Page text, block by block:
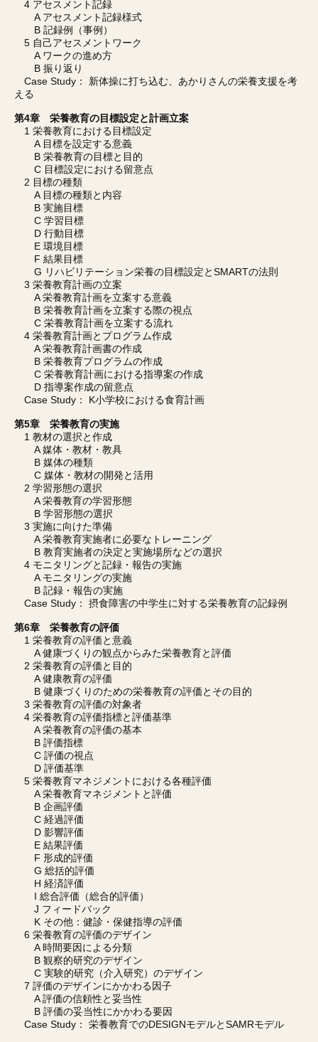
4 アセスメント記録
A アセスメント記録様式
B 記録例（事例）
5 自己アセスメントワーク
A ワークの進め方
B 振り返り
Case Study： 新体操に打ち込む、あかりさんの栄養支援を考
える
第4章 栄養教育の目標設定と計画立案
1 栄養教育における目標設定
A 目標を設定する意義
B 栄養教育の目標と目的
C 目標設定における留意点
2 目標の種類
A 目標の種類と内容
B 実施目標
C 学習目標
D 行動目標
E 環境目標
F 結果目標
G リハビリテーション栄養の目標設定とSMARTの法則
3 栄養教育計画の立案
A 栄養教育計画を立案する意義
B 栄養教育計画を立案する際の視点
C 栄養教育計画を立案する流れ
4 栄養教育計画とプログラム作成
A 栄養教育計画書の作成
B 栄養教育プログラムの作成
C 栄養教育計画における指導案の作成
D 指導案作成の留意点
Case Study： K小学校における食育計画
第5章 栄養教育の実施
1 教材の選択と作成
A 媒体・教材・教具
B 媒体の種類
C 媒体・教材の開発と活用
2 学習形態の選択
A 栄養教育の学習形態
B 学習形態の選択
3 実施に向けた準備
A 栄養教育実施者に必要なトレーニング
B 教育実施者の決定と実施場所などの選択
4 モニタリングと記録・報告の実施
A モニタリングの実施
B 記録・報告の実施
Case Study： 摂食障害の中学生に対する栄養教育の記録例
第6章 栄養教育の評価
1 栄養教育の評価と意義
A 健康づくりの観点からみた栄養教育と評価
2 栄養教育の評価と目的
A 健康教育の評価
B 健康づくりのための栄養教育の評価とその目的
3 栄養教育の評価の対象者
4 栄養教育の評価指標と評価基準
A 栄養教育の評価の基本
B 評価指標
C 評価の視点
D 評価基準
5 栄養教育マネジメントにおける各種評価
A 栄養教育マネジメントと評価
B 企画評価
C 経過評価
D 影響評価
E 結果評価
F 形成的評価
G 総括的評価
H 経済評価
I 総合評価（総合的評価）
J フィードバック
K その他：健診・保健指導の評価
6 栄養教育の評価のデザイン
A 時間要因による分類
B 観察的研究のデザイン
C 実験的研究（介入研究）のデザイン
7 評価のデザインにかかわる因子
A 評価の信頼性と妥当性
B 評価の妥当性にかかわる要因
Case Study： 栄養教育でのDESIGNモデルとSAMRモデル